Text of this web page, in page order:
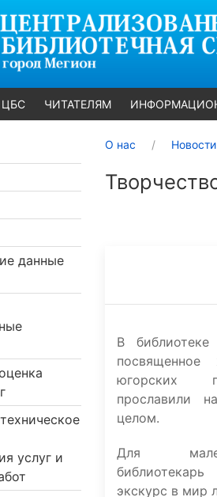
ЧИТАТЕЛЯМ
данные
услуг и
О нас Новости
В
югорских
прославили
целом.
Для
экскурс в мир